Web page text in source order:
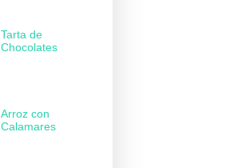
Tarta de
Chocolates
Arroz con
Calamares